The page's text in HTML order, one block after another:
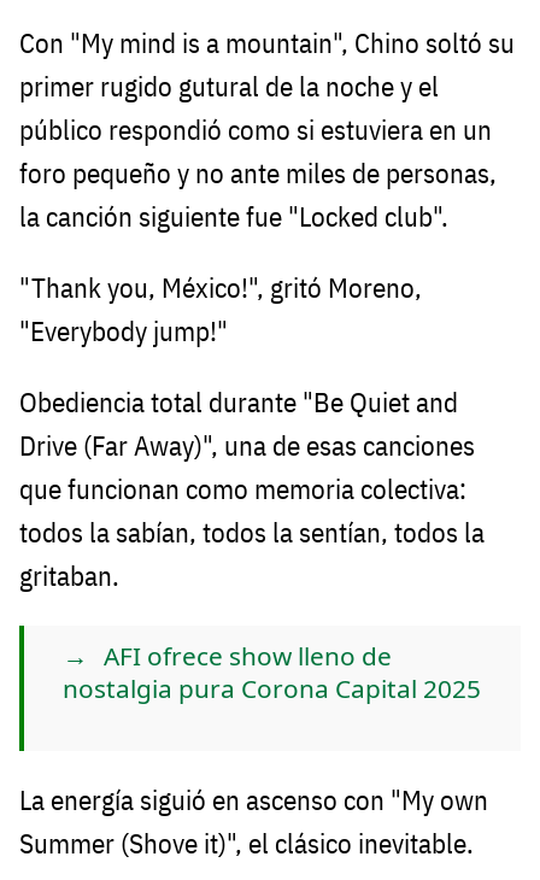
Con "My mind is a mountain", Chino soltó su
primer rugido gutural de la noche y el
público respondió como si estuviera en un
foro pequeño y no ante miles de personas,
la canción siguiente fue "Locked club".
"Thank you, México!", gritó Moreno,
"Everybody jump!"
Obediencia total durante "Be Quiet and
Drive (Far Away)", una de esas canciones
que funcionan como memoria colectiva:
todos la sabían, todos la sentían, todos la
gritaban.
AFI ofrece show lleno de
nostalgia pura Corona Capital 2025
La energía siguió en ascenso con "My own
Summer (Shove it)", el clásico inevitable.